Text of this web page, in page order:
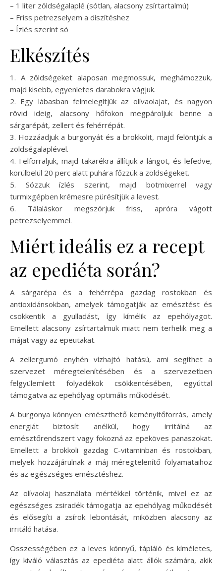
– 1 liter zöldségalaplé (sótlan, alacsony zsírtartalmú)
– Friss petrezselyem a díszítéshez
– Ízlés szerint só
Elkészítés
1. A zöldségeket alaposan megmossuk, meghámozzuk,
majd kisebb, egyenletes darabokra vágjuk.
2. Egy lábasban felmelegítjük az olívaolajat, és nagyon
rövid ideig, alacsony hőfokon megpároljuk benne a
sárgarépát, zellert és fehérrépát.
3. Hozzáadjuk a burgonyát és a brokkolit, majd felöntjük a
zöldségalaplével.
4. Felforraljuk, majd takarékra állítjuk a lángot, és lefedve,
körülbelül 20 perc alatt puhára főzzük a zöldségeket.
5. Sózzuk ízlés szerint, majd botmixerrel vagy
turmixgépben krémesre pürésítjük a levest.
6. Tálaláskor megszórjuk friss, apróra vágott
petrezselyemmel.
Miért ideális ez a recept
az epediéta során?
A sárgarépa és a fehérrépa gazdag rostokban és
antioxidánsokban, amelyek támogatják az emésztést és
csökkentik a gyulladást, így kímélik az epehólyagot.
Emellett alacsony zsírtartalmuk miatt nem terhelik meg a
májat vagy az epeutakat.
A zellergumó enyhén vízhajtó hatású, ami segíthet a
szervezet méregtelenítésében és a szervezetben
felgyülemlett folyadékok csökkentésében, egyúttal
támogatva az epehólyag optimális működését.
A burgonya könnyen emészthető keményítőforrás, amely
energiát biztosít anélkül, hogy irritálná az
emésztőrendszert vagy fokozná az epeköves panaszokat.
Emellett a brokkoli gazdag C-vitaminban és rostokban,
melyek hozzájárulnak a máj méregtelenítő folyamataihoz
és az egészséges emésztéshez.
Az olívaolaj használata mértékkel történik, mivel ez az
egészséges zsiradék támogatja az epehólyag működését
és elősegíti a zsírok lebontását, miközben alacsony az
irritáló hatása.
Összességében ez a leves könnyű, tápláló és kíméletes,
így kiváló választás az epediéta alatt állók számára, akik